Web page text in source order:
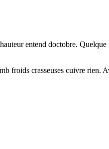
entend doctobre. Quelque
froids crasseuses cuivre rien.